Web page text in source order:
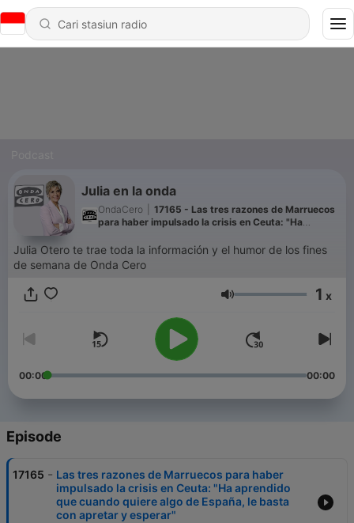
Julia en la onda
OndaCero
17165 - Las tres razones de Marruecos
para haber impulsado la crisis en Ceuta: "Ha
basta con apretar y esperar"
Julia Otero te trae toda la información y el humor de los fines
de semana de Onda Cero
Volume 1 x
00:00 00:00
Episode
17165 - Las tres razones de Marruecos para haber
impulsado la crisis en Ceuta: "Ha aprendido
que cuando quiere algo de España, le basta
con apretar y esperar"